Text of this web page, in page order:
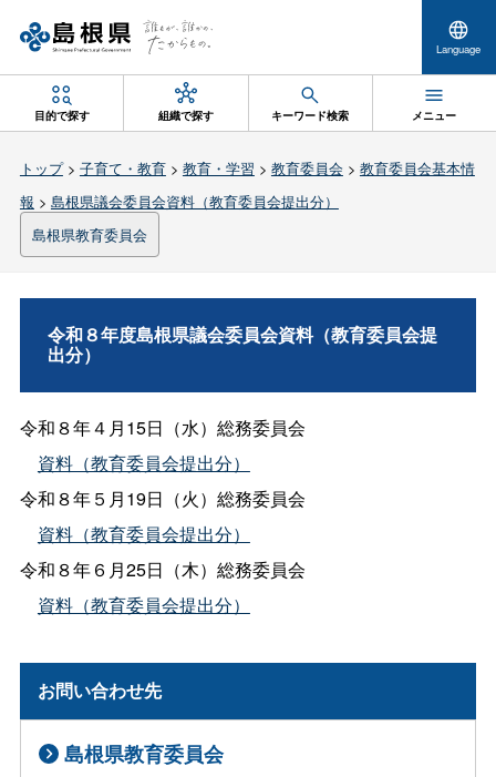
Language
目的で探す 組織で探す キーワード検索 メニュー
トップ> 子育て・教育> 教育・学習 > 教育委員会 > 教育委員会基本情
報 > 島根県議会委員会資料（教育委員会提出分）
島根県教育委員会
令和８年度島根県議会委員会資料（教育委員会提
出分）
令和８年４月15日（水）総務委員会
資料（教育委員会提出分）
令和８年５月19日（火）総務委員会
資料（教育委員会提出分）
令和８年６月25日（木）総務委員会
資料（教育委員会提出分）
お問い合わせ先
島根県教育委員会